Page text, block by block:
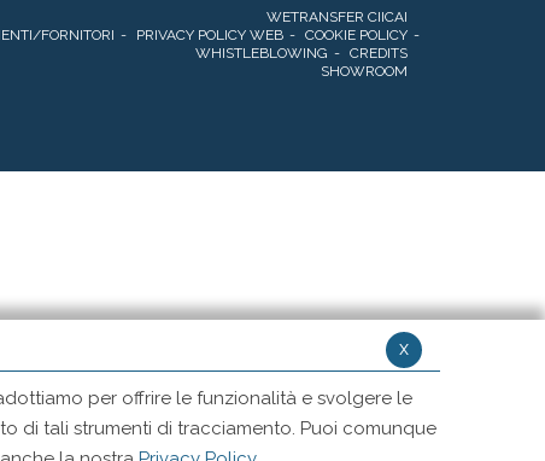
WETRANSFER CIICAI
FORNITORI PRIVACY POLICY WEB
COOKIE POLICY
WHISTLEBLOWING
CREDITS
SHOWROOM
x
per offrire le funzionalità e svolgere le
di tali strumenti di tracciamento. Puoi comunque